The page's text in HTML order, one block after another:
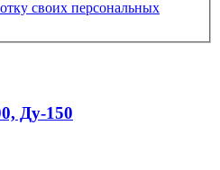
своих персональных
Ду-150